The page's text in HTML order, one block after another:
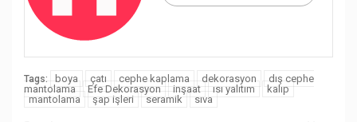
Tags: boya çatı cephe kaplama dekorasyon
dış cephe
mantolama
Efe Dekorasyon inşaat ısı yalıtım
kalıp
mantolama
şap işleri seramik sıva